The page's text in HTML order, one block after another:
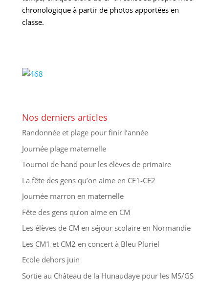
chronologique à partir de photos apportées en
classe.
Nos derniers articles
Randonnée et plage pour finir l’année
Journée plage maternelle
Tournoi de hand pour les élèves de primaire
La fête des gens qu’on aime en CE1-CE2
Journée marron en maternelle
Fête des gens qu’on aime en CM
Les élèves de CM en séjour scolaire en Normandie
Les CM1 et CM2 en concert à Bleu Pluriel
Ecole dehors juin
Sortie au Château de la Hunaudaye pour les MS/GS